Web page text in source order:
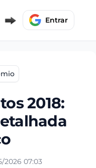
Entrar
2018:
2026 07:03